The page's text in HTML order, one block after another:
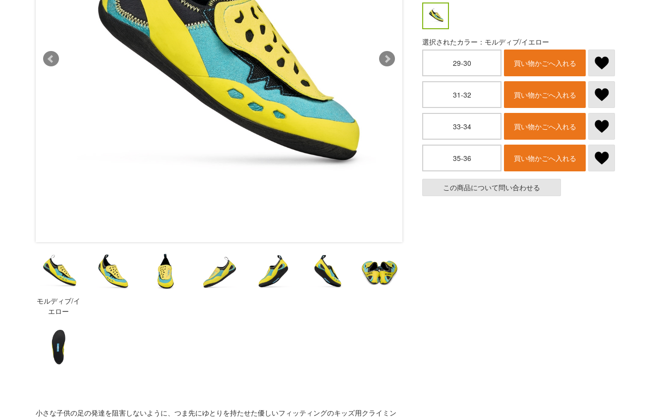
モルディブ/イ
エロー
小さな子供の足の発達を阻害しないように、つま先にゆとりを持たせた優しいフィッティングのキッズ用クライミン
選択されたカラー：モルディブ/イエロー
29-30 買い物かごへ入れる
31-32 買い物かごへ入れる
33-34 買い物かごへ入れる
35-36 買い物かごへ入れる
この商品について問い合わせる